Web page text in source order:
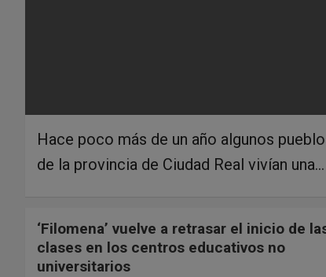
Hace poco más de un año algunos
de la provincia de Ciudad Real vivían una…
‘Filomena’ vuelve a retrasar el inicio de
clases en los centros educativos no
universitarios